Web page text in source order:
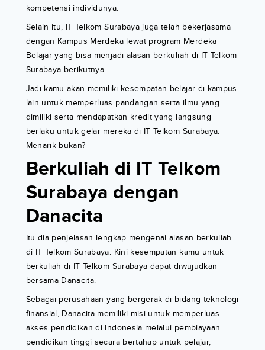
kompetensi individunya.
Selain itu, IT Telkom Surabaya juga telah bekerjasama
dengan Kampus Merdeka lewat program Merdeka
Belajar yang bisa menjadi alasan berkuliah di IT Telkom
Surabaya berikutnya.
Jadi kamu akan memiliki kesempatan belajar di kampus
lain untuk memperluas pandangan serta ilmu yang
dimiliki serta mendapatkan kredit yang langsung
berlaku untuk gelar mereka di IT Telkom Surabaya.
Menarik bukan?
Berkuliah di IT Telkom
Surabaya dengan
Danacita
Itu dia penjelasan lengkap mengenai alasan berkuliah
di IT Telkom Surabaya. Kini kesempatan kamu untuk
berkuliah di IT Telkom Surabaya dapat diwujudkan
bersama Danacita.
Sebagai perusahaan yang bergerak di bidang teknologi
finansial, Danacita memiliki misi untuk memperluas
akses pendidikan di Indonesia melalui pembiayaan
pendidikan tinggi secara bertahap untuk pelajar,